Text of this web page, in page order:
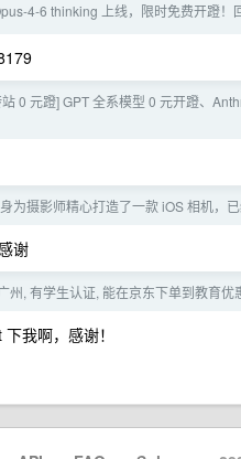
4-6 thinking 上线，限时免费开蹬！
0 元蹬] GPT 全系模型 0 元开蹬、
为摄影师精心打造了一款 iOS 相机，
谢
州, 有学生认证, 能在京东下单到教育
我啊，感谢！